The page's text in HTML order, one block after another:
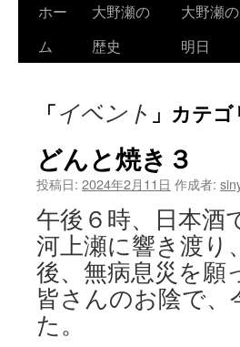
へ
ス
キ
ッ
プ
ホー
ム
大野瀬の
歴史
大野瀬の
明日
「イベント 」カテ
どんと焼き３
投稿日: 2024年2月11日 作成者:
午後６時、日本酒
河上瀬に響き渡り
後、無病息災を願
皆さんのお陰で
た。